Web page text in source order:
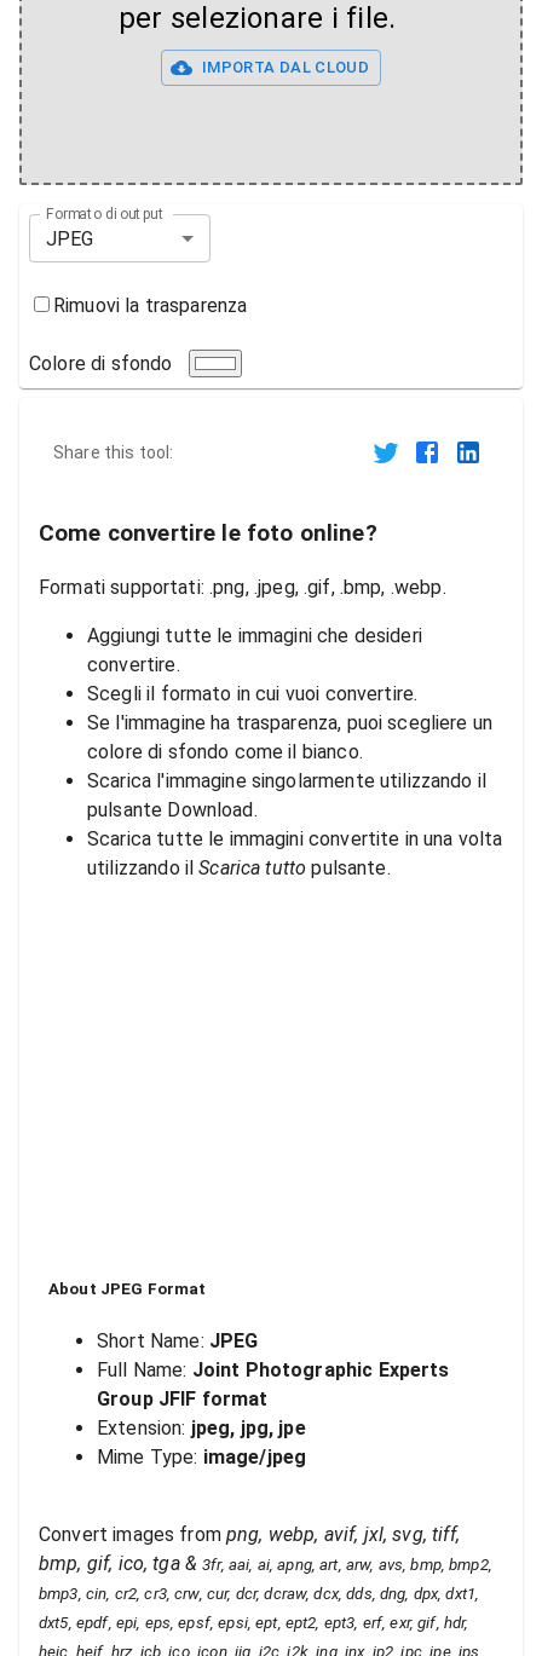
per selezionare i file.
IMPORTA DAL CLOUD
Formato di output
JPEG
Rimuovi la trasparenza
Colore di sfondo
Share this tool:
Come convertire le foto online?
Formati supportati: .png, .jpeg, .gif, .bmp, .webp.
Aggiungi tutte le immagini che desideri
convertire.
Scegli il formato in cui vuoi convertire.
Se l'immagine ha trasparenza, puoi scegliere un
colore di sfondo come il bianco.
Scarica l'immagine singolarmente utilizzando il
pulsante Download.
Scarica tutte le immagini convertite in una volta
utilizzando il Scarica tutto pulsante.
About JPEG Format
Short Name: JPEG
Full Name: Joint Photographic Experts
Group JFIF format
Extension: jpeg, jpg, jpe
Mime Type: image/jpeg
Convert images frompng, webp, avif, jxl, svg, tiff,
bmp, gif, ico, tga&3fr, aai, ai, apng, art, arw, avs, bmp, bmp2,
bmp3, cin, cr2, cr3, crw, cur, dcr, dcraw, dcx, dds, dng, dpx, dxt1,
dxt5, epdf, epi, eps, epsf, epsi, ept, ept2, ept3, erf, exr, gif, hdr,
heic, heif, hrz, icb, ico, icon, iiq, j2c, j2k, jng, jnx, jp2, jpc, jpe, jps,